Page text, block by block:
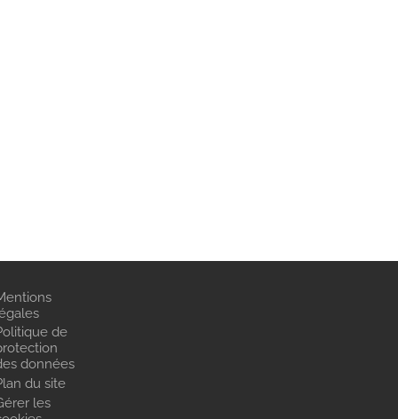
de
données
du site
les